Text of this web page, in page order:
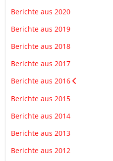
Berichte aus 2020
Berichte aus 2019
Berichte aus 2018
Berichte aus 2017
Berichte aus 2016
Berichte aus 2015
Berichte aus 2014
Berichte aus 2013
Berichte aus 2012